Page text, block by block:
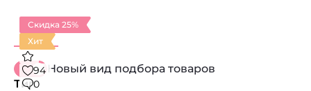
Скидка 25%
Хит
94
0
Новый вид подбора товаров
Тип